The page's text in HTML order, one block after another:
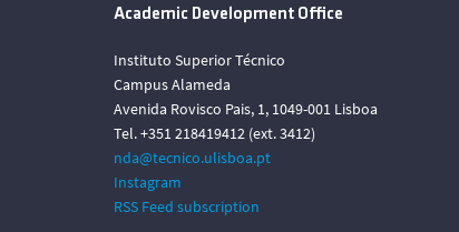
Academic Development Office
Instituto Superior Técnico
Campus Alameda
Avenida Rovisco Pais, 1, 1049-001 Lisboa
Tel. +351 218419412 (ext. 3412)
nda@tecnico.ulisboa.pt
Instagram
RSS Feed subscription